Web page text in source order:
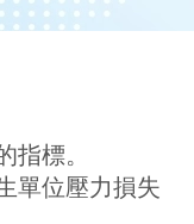
指標。
單位壓力損失